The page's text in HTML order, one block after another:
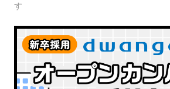
す